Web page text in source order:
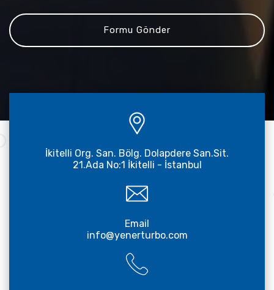
İkitelli Org. San. Bölg. Dolapdere San.Sit.
21.Ada No:1 İkitelli - İstanbul
Email
info@yenerturbo.com